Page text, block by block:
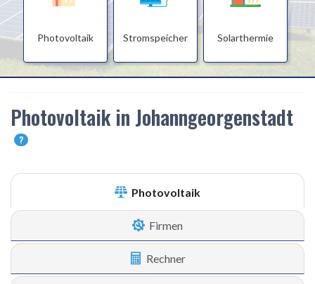
Photovoltaik Stromspeicher Solarthermie
Photovoltaik in Johanngeorgenstadt
?
Photovoltaik
Firmen
Rechner